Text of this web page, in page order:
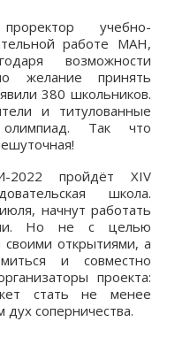
учебно-
работе МАН,
возможности
желание принять
380 школьников.
и титулованные
Так что
пройдёт XIV
школа.
начнут работать
Но не с целью
своими открытиями, а
и совместно
проекта:
стать не менее
соперничества.